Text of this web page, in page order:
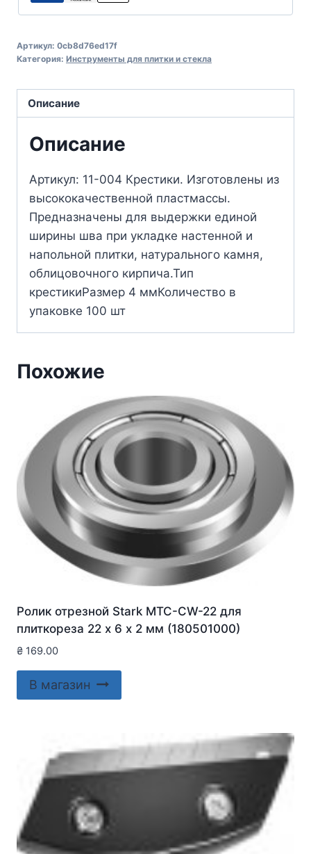
Артикул: 0cb8d76ed17f
Категория: Инструменты для плитки и стекла
Описание
Описание
Артикул: 11-004 Крестики. Изготовлены из
высококачественной пластмассы.
Предназначены для выдержки единой
ширины шва при укладке настенной и
напольной плитки, натурального камня,
облицовочного кирпича.Тип
крестикиРазмер 4 ммКоличество в
упаковке 100 шт
Похожие
Ролик отрезной Stark MTC-CW-22 для
плиткореза 22 х 6 х 2 мм (180501000)
₴ 169.00
В магазин